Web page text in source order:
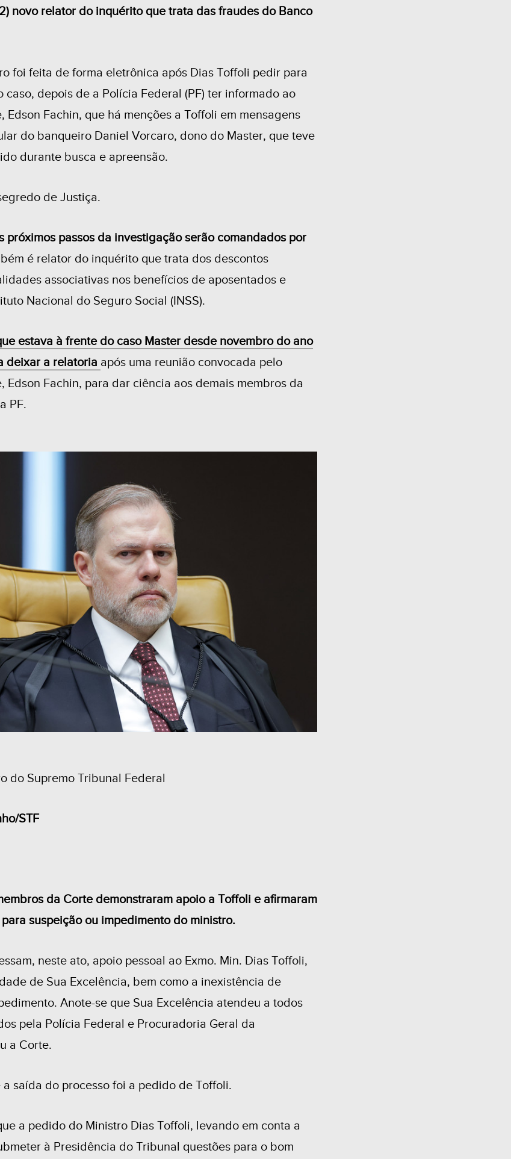
novo relator do inquérito que trata das fraudes do Banco
foi feita de forma eletrônica após Dias Toffoli pedir para
depois de a Polícia Federal (PF) ter informado ao
Edson Fachin, que há menções a Toffoli em mensagens
do banqueiro Daniel Vorcaro, dono do Master, que teve
durante busca e apreensão.
de Justiça.
próximos passos da investigação serão comandados por
é relator do inquérito que trata dos descontos
associativas nos benefícios de aposentados e
Nacional do Seguro Social (INSS).
estava à frente do caso Master desde novembro do ano
deixar a relatoria após uma reunião convocada pelo
Edson Fachin, para dar ciência aos demais membros da
PF.
do Supremo Tribunal Federal
STF
da Corte demonstraram apoio a Toffoli e afirmaram
suspeição ou impedimento do ministro.
neste ato, apoio pessoal ao Exmo. Min. Dias Toffoli,
de Sua Excelência, bem como a inexistência de
Anote-se que Sua Excelência atendeu a todos
pela Polícia Federal e Procuradoria Geral da
a Corte.
saída do processo foi a pedido de Toffoli.
a pedido do Ministro Dias Toffoli, levando em conta a
à Presidência do Tribunal questões para o bom